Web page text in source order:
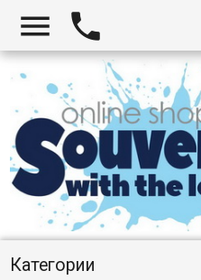
 
Категории